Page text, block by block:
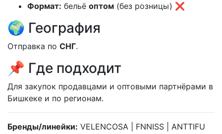
Формат: бельё оптом (без розницы) ❌
🌍 География
Отправка по СНГ.
📌 Где подходит
Для закупок продавцами и оптовыми партнёрами в
Бишкеке и по регионам.
Бренды/линейки: VELENCOSA | FNNISS | ANTTIFU